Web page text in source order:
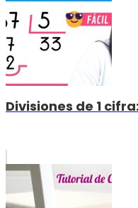
Divisiones de 1